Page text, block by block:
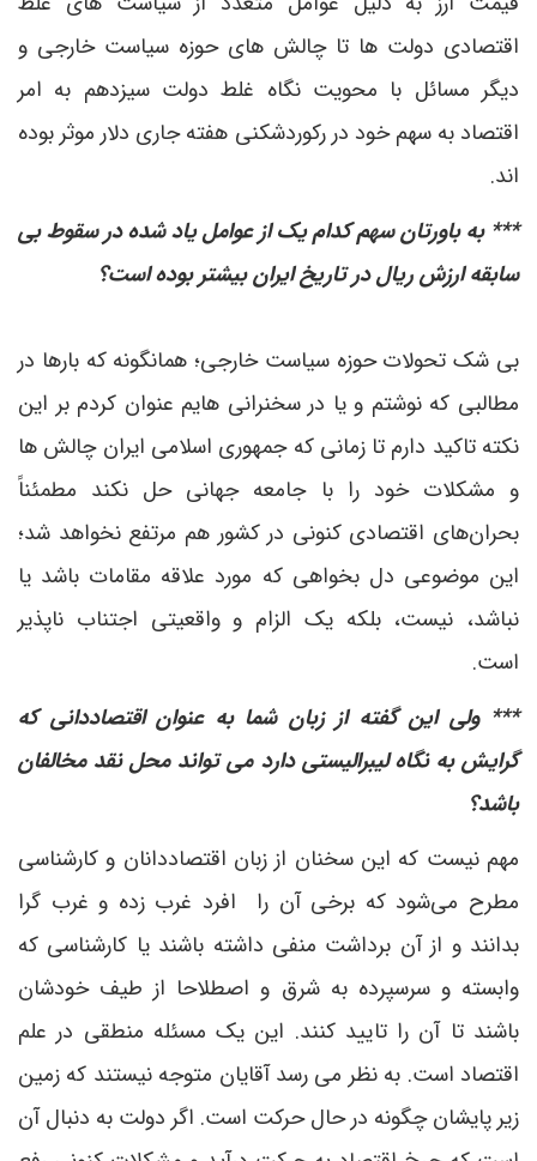
اقتصادی دولت ها تا چالش های حوزه سیاست خارجی و
دیگر مسائل با محویت نگاه غلط دولت سیزدهم به امر
اقتصاد به سهم خود در رکوردشکنی هفته جاری دلار موثر بوده
اند.
*** به باورتان سهم کدام یک از عوامل یاد شده در سقوط بی
سابقه ارزش ریال در تاریخ ایران بیشتر بوده است؟
بی شک تحولات حوزه سیاست خارجی؛ همانگونه که بارها در
مطالبی که نوشتم و یا در سخنرانی هایم عنوان کردم بر این
نکته تاکید دارم تا زمانی که جمهوری اسلامی ایران چالش ها
و مشکلات خود را با جامعه جهانی حل نکند مطمئناً
بحران‌های اقتصادی کنونی در کشور هم مرتفع نخواهد شد؛
این موضوعی دل بخواهی که مورد علاقه مقامات باشد یا
نباشد، نیست، بلکه یک الزام و واقعیتی اجتناب ناپذیر
است.
*** ولی این گفته از زبان شما به عنوان اقتصاددانی که
گرایش به نگاه لیبرالیستی دارد می تواند محل نقد مخالفان
باشد؟
مهم نیست که این سخنان از زبان اقتصاددانان و کارشناسی
مطرح می‌شود که برخی آن را افرد غرب زده و غرب گرا
بدانند و از آن برداشت منفی داشته باشند یا کارشناسی که
وابسته و سرسپرده به شرق و اصطلاحا از طیف خودشان
باشند تا آن را تایید کنند. این یک مسئله منطقی در علم
اقتصاد است. به نظر می رسد آقایان متوجه نیستند که زمین
زیر پایشان چگونه در حال حرکت است. اگر دولت به دنبال آن